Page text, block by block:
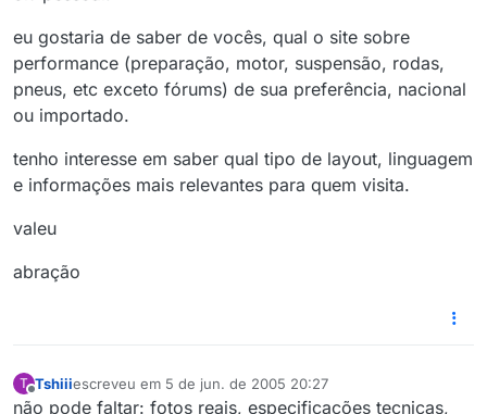
eu gostaria de saber de vocês, qual o site sobre
performance (preparação, motor, suspensão, rodas,
pneus, etc exceto fórums) de sua preferência, nacional
ou importado.
tenho interesse em saber qual tipo de layout, linguagem
e informações mais relevantes para quem visita.
valeu
abração
T Tshiiiescreveu em 5 de jun. de 2005 20:27
última edição por
não pode faltar: fotos reais, especificações tecnicas,